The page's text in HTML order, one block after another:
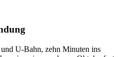
U-Bahn, zehn Minuten ins